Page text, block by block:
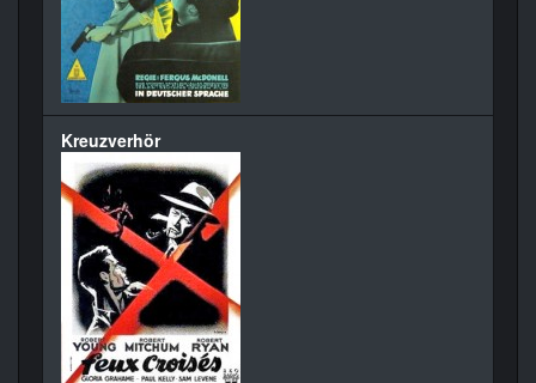
Kreuzverhör